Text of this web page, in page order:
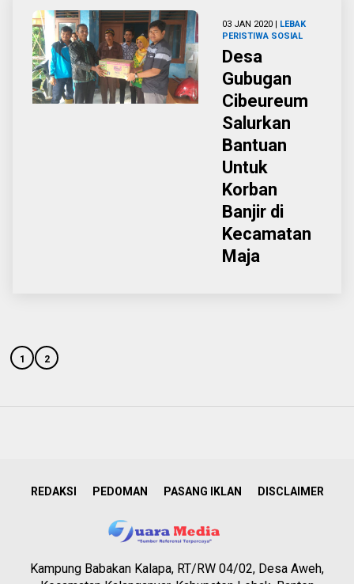
03 JAN 2020 | LEBAK
PERISTIWA SOSIAL
Desa
Gubugan
Cibeureum
Salurkan
Bantuan
Untuk
Korban
Banjir di
Kecamatan
Maja
1 2
REDAKSI PEDOMAN PASANG IKLAN DISCLAIMER
Kampung Babakan Kalapa, RT/RW 04/02, Desa Aweh,